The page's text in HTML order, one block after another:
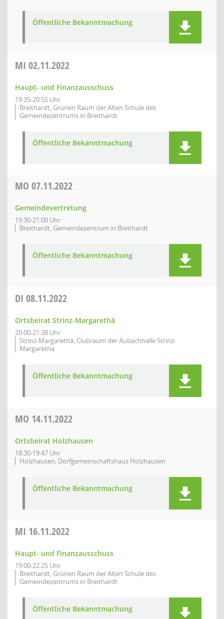
Öffentliche Bekanntmachung
MI 02.11.2022
Haupt- und Finanzausschuss
19:35-20:55 Uhr
Breithardt, Grünen Raum der Alten Schule des
Gemeindezentrums in Breithardt
Öffentliche Bekanntmachung
MO 07.11.2022
Gemeindevertretung
19:30-21:00 Uhr
Breithardt, Gemeindezentrum in Breithardt
Öffentliche Bekanntmachung
DI 08.11.2022
Ortsbeirat Strinz-Margarethä
20:00-21:38 Uhr
Strinz-Margarethä, Clubraum der Aubachhalle Strinz-
Margarethä
Öffentliche Bekanntmachung
MO 14.11.2022
Ortsbeirat Holzhausen
18:30-19:47 Uhr
Holzhausen, Dorfgemeinschaftshaus Holzhausen
Öffentliche Bekanntmachung
MI 16.11.2022
Haupt- und Finanzausschuss
19:00-22:25 Uhr
Breithardt, Grünen Raum der Alten Schule des
Gemeindezentrums in Breithardt
Öffentliche Bekanntmachung